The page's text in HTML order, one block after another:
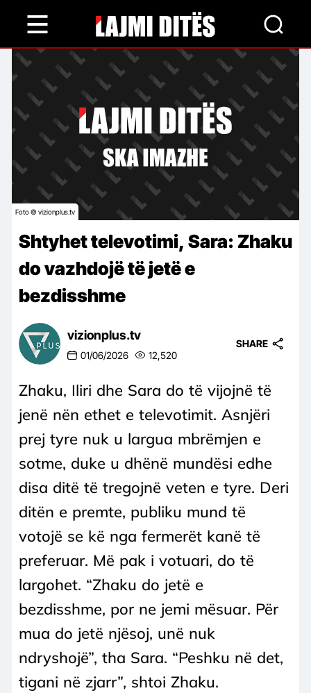
content
Foto © vizionplus.tv
Shtyhet televotimi, Sara: Zhaku
do vazhdojë të jetë e
bezdisshme
vizionplus.tv
01/06/2026 12,520
SHARE
Zhaku, Iliri dhe Sara do të vijojnë të
jenë nën ethet e televotimit. Asnjëri
prej tyre nuk u largua mbrëmjen e
sotme, duke u dhënë mundësi edhe
disa ditë të tregojnë veten e tyre. Deri
ditën e premte, publiku mund të
votojë se kë nga fermerët kanë të
preferuar. Më pak i votuari, do të
largohet. “Zhaku do jetë e
bezdisshme, por ne jemi mësuar. Për
mua do jetë njësoj, unë nuk
ndryshojë”, tha Sara. “Peshku në det,
tigani në zjarr”, shtoi Zhaku.